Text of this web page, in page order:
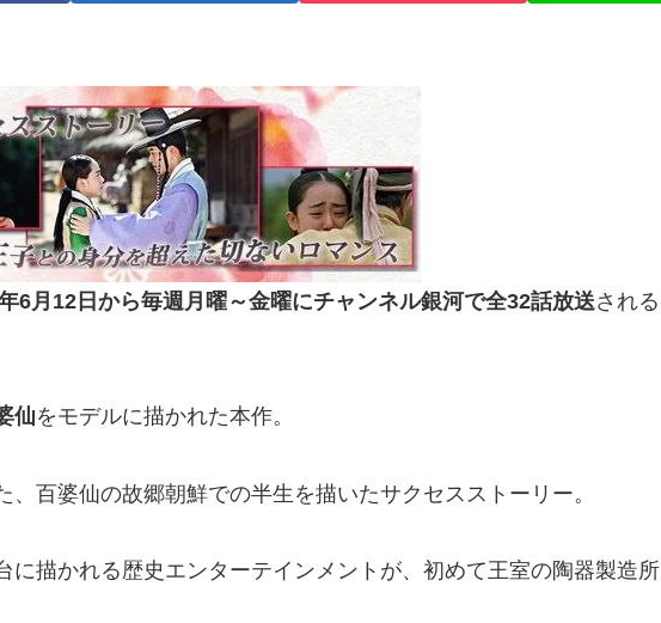
6月12日から毎週月曜～金曜にチャンネル銀河で全32話放送され
仙をモデルに描かれた本作。
百婆仙の故郷朝鮮での半生を描いたサクセスストーリー。
描かれる歴史エンターテインメントが、初めて王室の陶器製造